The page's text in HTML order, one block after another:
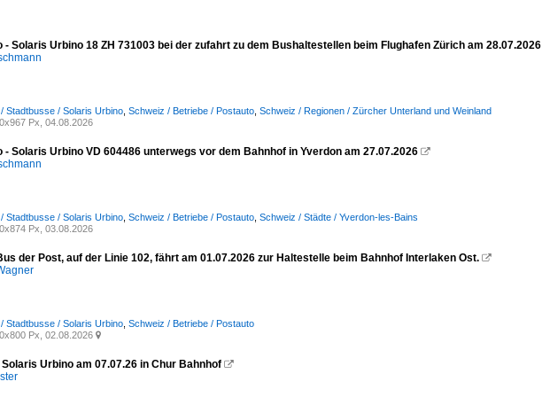
- Solaris Urbino 18 ZH 731003 bei der zufahrt zu dem Bushaltestellen beim Flughafen Zürich am 28.07.2026
Stadtbusse / Solaris Urbino Schweiz / Betriebe / Postauto Schweiz / Regionen / Zürcher Unterland und Weinland
Px, 04.08.2026
- Solaris Urbino VD 604486 unterwegs vor dem Bahnhof in Yverdon am 27.07.2026 
Stadtbusse / Solaris Urbino Schweiz / Betriebe / Postauto Schweiz / Städte / Yverdon-les-Bains
Px, 03.08.2026
der Post, auf der Linie 102, fährt am 01.07.2026 zur Haltestelle beim Bahnhof Interlaken Ost. 
Stadtbusse / Solaris Urbino Schweiz / Betriebe / Postauto
Px, 02.08.2026 
Urbino am 07.07.26 in Chur Bahnhof 